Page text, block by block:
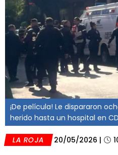
¡De película! Le dispararon
herido hasta un hospital en
LA ROJA 20/05/2026 |